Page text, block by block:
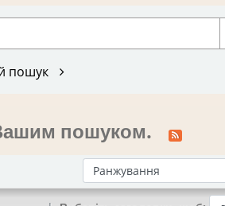
пошук
пошуком.
Сортувати за: